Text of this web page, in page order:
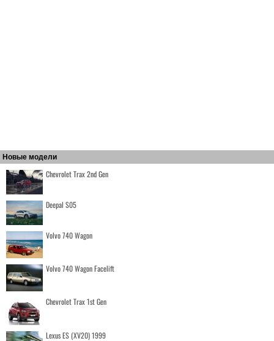
Новые модели
Chevrolet Trax 2nd Gen
Deepal S05
Volvo 740 Wagon
Volvo 740 Wagon Facelift
Chevrolet Trax 1st Gen
Lexus ES (XV20) 1999